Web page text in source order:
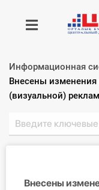
Получить
Главная ИС
Информационная
Текущий:
Внесены
(визуальной)
Внесены